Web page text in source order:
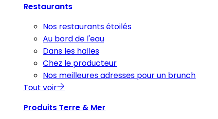
Restaurants
Nos restaurants étoilés
Au bord de l'eau
Dans les halles
Chez le producteur
Nos meilleures adresses pour un brunch
Tout voir
Produits Terre & Mer